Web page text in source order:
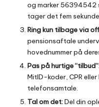
og marker 56394542
tager det fem
Ring kun tilbage via
pensionsaftale
hovednummer på
Pas på hurtige
MitID-koder, CPR
telefonsamtale.
Tal om det:Del din